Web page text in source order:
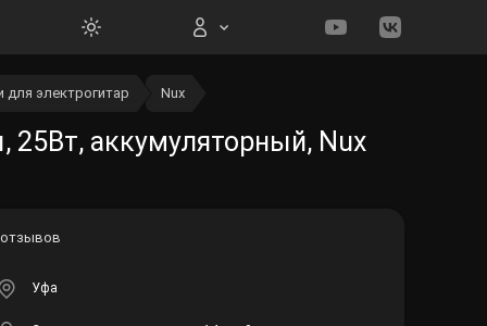
для электрогитар Nux
25Вт, аккумуляторный, Nux
Уфа